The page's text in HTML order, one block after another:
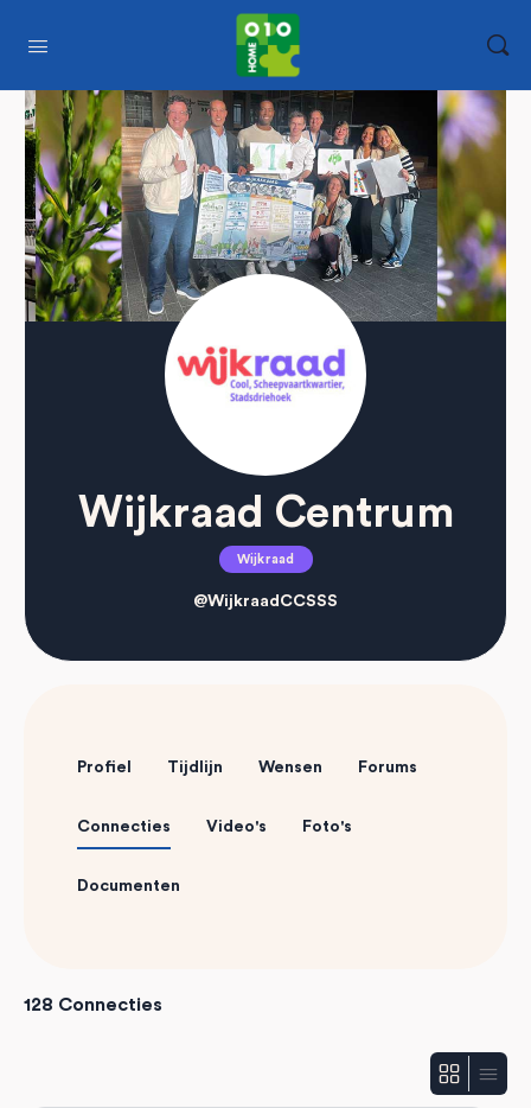
Wijkraad Centrum
Wijkraad
@WijkraadCCSSS
Profiel Tijdlijn Wensen Forums
Connecties Video's Foto's
Documenten
128 Connecties